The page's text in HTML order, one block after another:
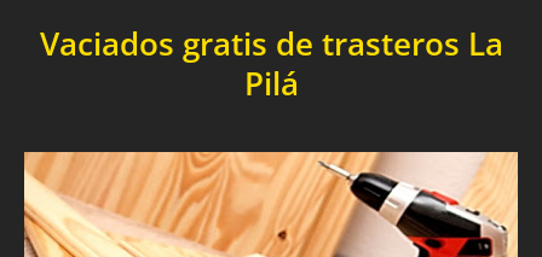
Vaciados gratis de trasteros La
Pilá